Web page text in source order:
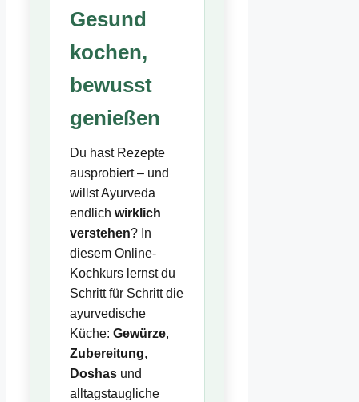
Gesund
kochen,
bewusst
genießen
Du hast Rezepte
ausprobiert – und
willst Ayurveda
endlich wirklich
verstehen? In
diesem Online-
Kochkurs lernst du
Schritt für Schritt die
ayurvedische
Küche: Gewürze,
Zubereitung,
Doshas und
alltagstaugliche